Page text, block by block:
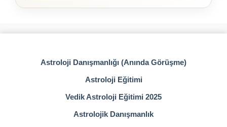
Astroloji Danışmanlığı (Anında Görüşme)
Astroloji Eğitimi
Vedik Astroloji Eğitimi 2025
Astrolojik Danışmanlık